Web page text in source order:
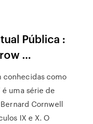
Pública :
...
conhecidas como
é uma série de
Cornwell
IX e X. O